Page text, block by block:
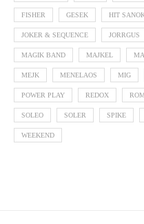
FISHER GESEK HIT
JOKER & SEQUENCE JORRGUS
MAGIK BAND MAJKEL
MEJK MENELAOS MIG
POWER PLAY REDOX
SOLEO SOLER SPIKE
WEEKEND